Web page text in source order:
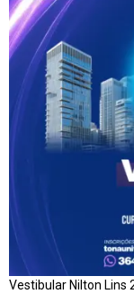
Vestibular Nilton Lins